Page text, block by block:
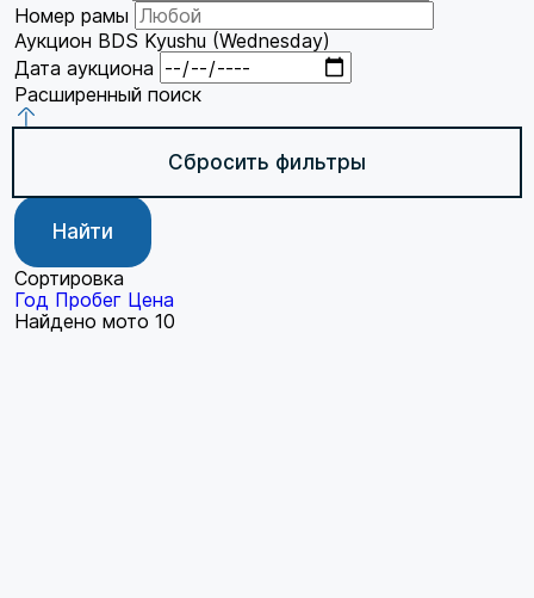
Номер рамы
Аукцион BDS Kyushu (Wednesday)
Дата аукциона
Расширенный поиск
Сбросить фильтры
Найти
Сортировка
Год Пробег Цена
Найдено мото 10